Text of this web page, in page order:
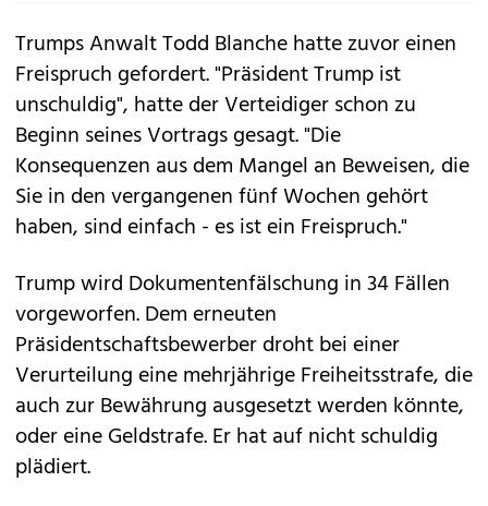
Trumps Anwalt Todd Blanche hatte zuvor einen
Freispruch gefordert. "Präsident Trump ist
unschuldig", hatte der Verteidiger schon zu
Beginn seines Vortrags gesagt. "Die
Konsequenzen aus dem Mangel an Beweisen, die
Sie in den vergangenen fünf Wochen gehört
haben, sind einfach - es ist ein Freispruch."
Trump wird Dokumentenfälschung in 34 Fällen
vorgeworfen. Dem erneuten
Präsidentschaftsbewerber droht bei einer
Verurteilung eine mehrjährige Freiheitsstrafe, die
auch zur Bewährung ausgesetzt werden könnte,
oder eine Geldstrafe. Er hat auf nicht schuldig
plädiert.